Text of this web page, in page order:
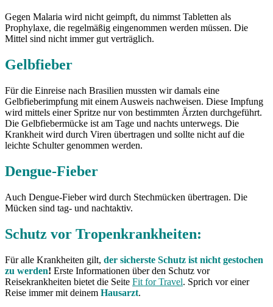
Gegen Malaria wird nicht geimpft, du nimmst Tabletten als
Prophylaxe, die regelmäßig eingenommen werden müssen. Die
Mittel sind nicht immer gut verträglich.
Gelbfieber
Für die Einreise nach Brasilien mussten wir damals eine
Gelbfieberimpfung mit einem Ausweis nachweisen. Diese Impfung
wird mittels einer Spritze nur von bestimmten Ärzten durchgeführt.
Die Gelbfiebermücke ist am Tage und nachts unterwegs. Die
Krankheit wird durch Viren übertragen und sollte nicht auf die
leichte Schulter genommen werden.
Dengue-Fieber
Auch Dengue-Fieber wird durch Stechmücken übertragen. Die
Mücken sind tag- und nachtaktiv.
Schutz vor Tropenkrankheiten:
Für alle Krankheiten gilt, der sicherste Schutz ist nicht gestochen
zu werden! Erste Informationen über den Schutz vor
Reisekrankheiten bietet die Seite Fit for Travel. Sprich vor einer
Reise immer mit deinem Hausarzt.